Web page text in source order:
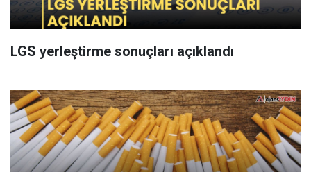
LGS yerleştirme sonuçları açıklandı